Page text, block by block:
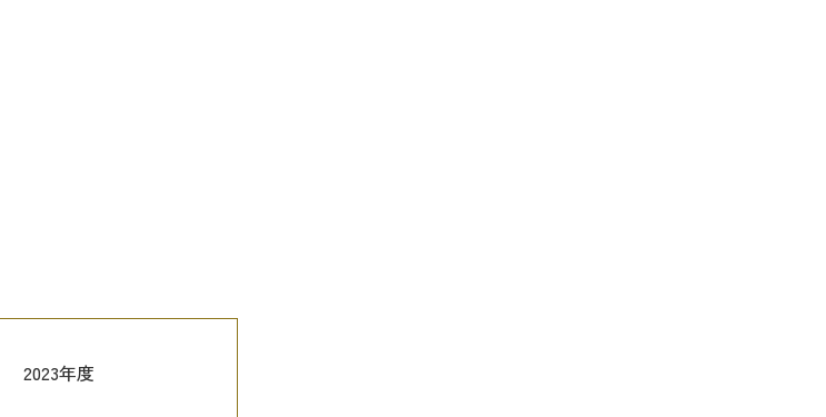
2023年度